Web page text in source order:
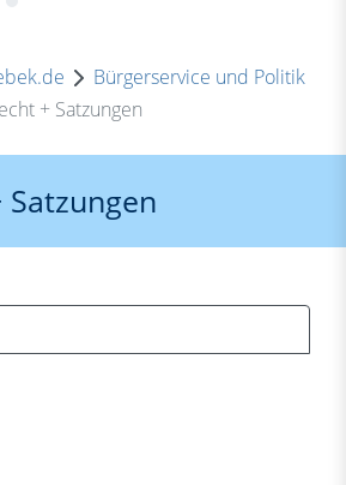
Bürgerservice und Politik
+ Satzungen